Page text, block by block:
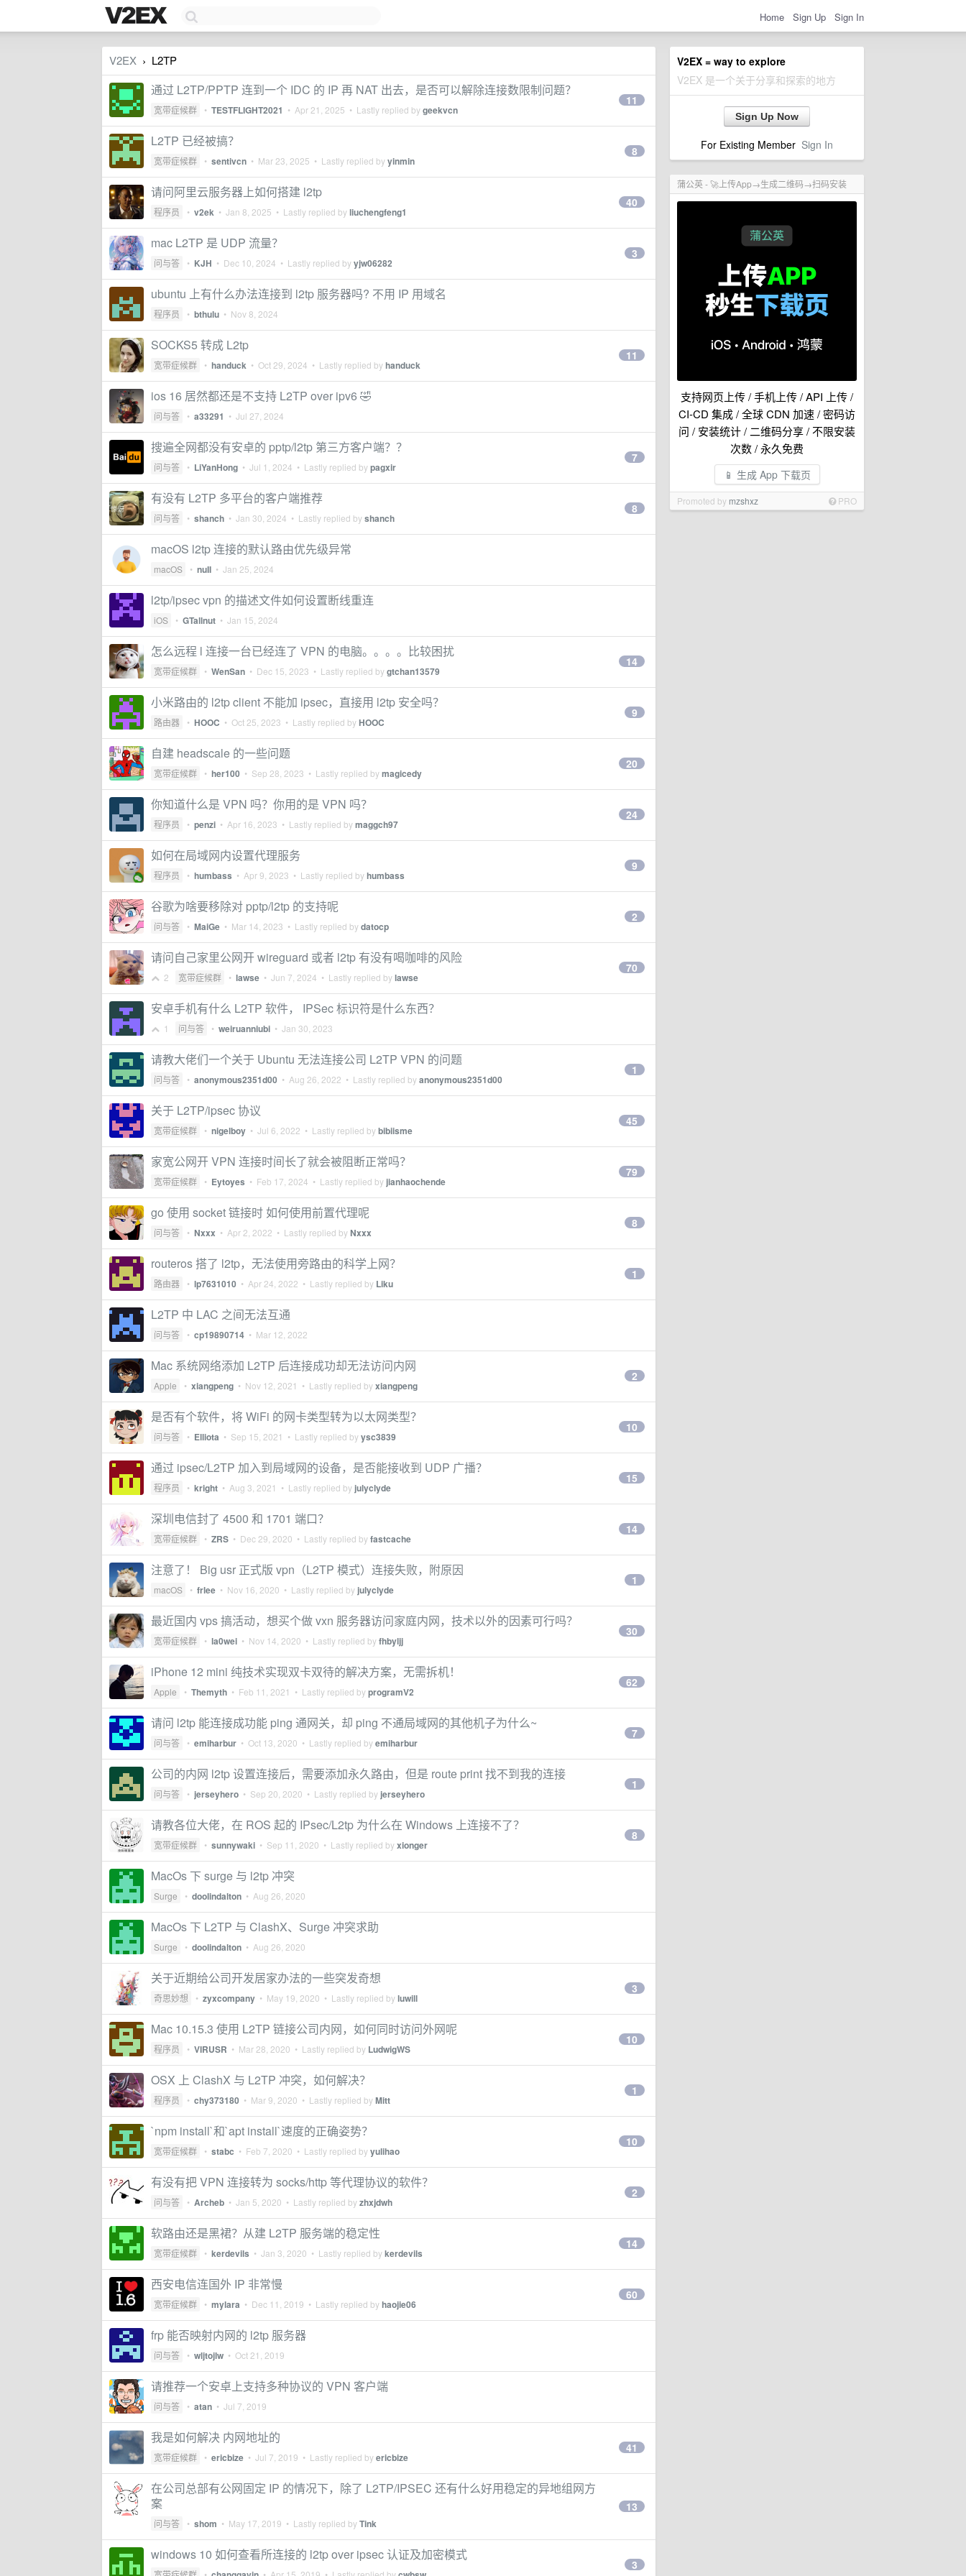
Home Sign Up Sign In
V2EX = way to explore
V2EX 是一个关于分享和探索的地方
Sign Up Now
For Existing Member Sign In
蒲公英 - 🚀上传App→生成二维码→扫码安装
支持网页上传 / 手机上传 / API 上传 /
CI-CD 集成 / 全球 CDN 加速 / 密码访
问 / 安装统计 / 二维码分享 / 不限安装
次数 / 永久免费
📱 生成 App 下载页
Promoted by mzshxz PRO
V2EX › L2TP
通过 L2TP/PPTP 连到一个 IDC 的 IP 再 NAT 出去，是否可以解除连接数限制问题？
宽带症候群 • TESTFLIGHT2021 • Apr 21, 2025 • Lastly replied bygeekvcn
11
L2TP 已经被搞？
宽带症候群 • sentivcn • Mar 23, 2025 • Lastly replied byyinmin
8
请问阿里云服务器上如何搭建 l2tp
程序员 • v2ek • Jan 8, 2025 • Lastly replied byliuchengfeng1
40
mac L2TP 是 UDP 流量？
问与答 • KJH • Dec 10, 2024 • Lastly replied byyjw06282
3
ubuntu 上有什么办法连接到 l2tp 服务器吗? 不用 IP 用域名
程序员 • bthulu • Nov 8, 2024
SOCKS5 转成 L2tp
宽带症候群 • handuck • Oct 29, 2024 • Lastly replied byhanduck
11
ios 16 居然都还是不支持 L2TP over ipv6 🤣
问与答 • a33291 • Jul 27, 2024
搜遍全网都没有安卓的 pptp/l2tp 第三方客户端？？
问与答 • LiYanHong • Jul 1, 2024 • Lastly replied bypagxir
7
有没有 L2TP 多平台的客户端推荐
问与答 • shanch • Jan 30, 2024 • Lastly replied byshanch
8
macOS l2tp 连接的默认路由优先级异常
macOS • nuII • Jan 25, 2024
l2tp/ipsec vpn 的描述文件如何设置断线重连
iOS • GTallnut • Jan 15, 2024
怎么远程 l 连接一台已经连了 VPN 的电脑。。。。比较困扰
宽带症候群 • WenSan • Dec 15, 2023 • Lastly replied bygtchan13579
14
小米路由的 l2tp client 不能加 ipsec，直接用 l2tp 安全吗？
路由器 • HOOC • Oct 25, 2023 • Lastly replied byHOOC
9
自建 headscale 的一些问题
宽带症候群 • her100 • Sep 28, 2023 • Lastly replied bymagicedy
20
你知道什么是 VPN 吗？你用的是 VPN 吗？
程序员 • penzi • Apr 16, 2023 • Lastly replied bymaggch97
24
如何在局域网内设置代理服务
程序员 • humbass • Apr 9, 2023 • Lastly replied byhumbass
9
谷歌为啥要移除对 pptp/l2tp 的支持呢
问与答 • MaiGe • Mar 14, 2023 • Lastly replied bydatocp
2
请问自己家里公网开 wireguard 或者 l2tp 有没有喝咖啡的风险
2 宽带症候群 • lawse • Jun 7, 2024 • Lastly replied bylawse
70
安卓手机有什么 L2TP 软件， IPSec 标识符是什么东西？
1 问与答 • weiruanniubi • Jan 30, 2023
请教大佬们一个关于 Ubuntu 无法连接公司 L2TP VPN 的问题
问与答 • anonymous2351d00 • Aug 26, 2022 • Lastly replied byanonymous2351d00
1
关于 L2TP/ipsec 协议
宽带症候群 • nigelboy • Jul 6, 2022 • Lastly replied bybibiisme
45
家宽公网开 VPN 连接时间长了就会被阻断正常吗？
宽带症候群 • Eytoyes • Feb 17, 2024 • Lastly replied by jianhaochende
79
go 使用 socket 链接时 如何使用前置代理呢
问与答 • Nxxx • Apr 2, 2022 • Lastly replied byNxxx
8
routeros 搭了 l2tp，无法使用旁路由的科学上网？
路由器 • lp7631010 • Apr 24, 2022 • Lastly replied by Liku
1
L2TP 中 LAC 之间无法互通
问与答 • cp19890714 • Mar 12, 2022
Mac 系统网络添加 L2TP 后连接成功却无法访问内网
Apple • xiangpeng • Nov 12, 2021 • Lastly replied byxiangpeng
2
是否有个软件，将 WiFi 的网卡类型转为以太网类型？
问与答 • Elliota • Sep 15, 2021 • Lastly replied byysc3839
10
通过 ipsec/L2TP 加入到局域网的设备，是否能接收到 UDP 广播？
程序员 • kright • Aug 3, 2021 • Lastly replied by julyclyde
15
深圳电信封了 4500 和 1701 端口？
宽带症候群 • ZRS • Dec 29, 2020 • Lastly replied byfastcache
14
注意了！ Big usr 正式版 vpn（L2TP 模式）连接失败，附原因
macOS • frlee • Nov 16, 2020 • Lastly replied by julyclyde
1
最近国内 vps 搞活动，想买个做 vxn 服务器访问家庭内网，技术以外的因素可行吗？
宽带症候群 • la0wei • Nov 14, 2020 • Lastly replied byfhbyljj
30
iPhone 12 mini 纯技术实现双卡双待的解决方案，无需拆机！
Apple • Themyth • Feb 11, 2021 • Lastly replied byprogramV2
62
请问 l2tp 能连接成功能 ping 通网关，却 ping 不通局域网的其他机子为什么~
问与答 • emiharbur • Oct 13, 2020 • Lastly replied byemiharbur
7
公司的内网 l2tp 设置连接后，需要添加永久路由，但是 route print 找不到我的连接
问与答 • jerseyhero • Sep 20, 2020 • Lastly replied by jerseyhero
1
请教各位大佬，在 ROS 起的 IPsec/L2tp 为什么在 Windows 上连接不了？
宽带症候群 • sunnywaki • Sep 11, 2020 • Lastly replied byxionger
8
MacOs 下 surge 与 l2tp 冲突
Surge • doolindalton • Aug 26, 2020
MacOs 下 L2TP 与 ClashX、Surge 冲突求助
Surge • doolindalton • Aug 26, 2020
关于近期给公司开发居家办法的一些突发奇想
奇思妙想 • zyxcompany • May 19, 2020 • Lastly replied byluwill
3
Mac 10.15.3 使用 L2TP 链接公司内网，如何同时访问外网呢
程序员 • VIRUSR • Mar 28, 2020 • Lastly replied by LudwigWS
10
OSX 上 ClashX 与 L2TP 冲突，如何解决？
程序员 • chy373180 • Mar 9, 2020 • Lastly replied byMitt
1
`npm install`和`apt install`速度的正确姿势？
宽带症候群 • stabc • Feb 7, 2020 • Lastly replied byyulihao
10
有没有把 VPN 连接转为 socks/http 等代理协议的软件？
问与答 • Archeb • Jan 5, 2020 • Lastly replied byzhxjdwh
2
软路由还是黑裙？从建 L2TP 服务端的稳定性
宽带症候群 • kerdevils • Jan 3, 2020 • Lastly replied bykerdevils
14
西安电信连国外 IP 非常慢
宽带症候群 • mylara • Dec 11, 2019 • Lastly replied byhaojie06
60
frp 能否映射内网的 l2tp 服务器
问与答 • wljtojlw • Oct 21, 2019
请推荐一个安卓上支持多种协议的 VPN 客户端
问与答 • atan • Jul 7, 2019
我是如何解决 内网地址的
宽带症候群 • ericbize • Jul 7, 2019 • Lastly replied byericbize
41
在公司总部有公网固定 IP 的情况下，除了 L2TP/IPSEC 还有什么好用稳定的异地组网方
案
问与答 • shom • May 17, 2019 • Lastly replied byTink
13
windows 10 如何查看所连接的 l2tp over ipsec 认证及加密模式
3